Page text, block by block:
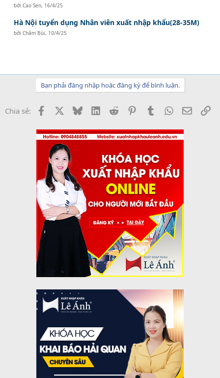
bởiCao Sen, 16/4/25
Hà Nội tuyển dụng Nhân viên xuất nhập khẩu(28-35M)
bởiChâm Bùi, 10/4/25
Bạn phải đăng nhập hoặc đăng ký để bình luận.
Chia sẻ: Facebook BlueskyLinkedInReddit PinterestTumblrWhatsApp
Email